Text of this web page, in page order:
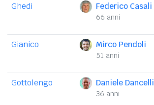
Ghedi Federico Casali
66 anni
Gianico Mirco Pendoli
51 anni
Gottolengo Daniele Dancelli
36 anni